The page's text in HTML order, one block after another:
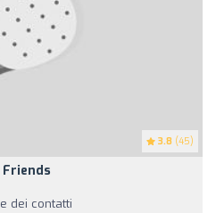
3.8 (45)
dei contatti